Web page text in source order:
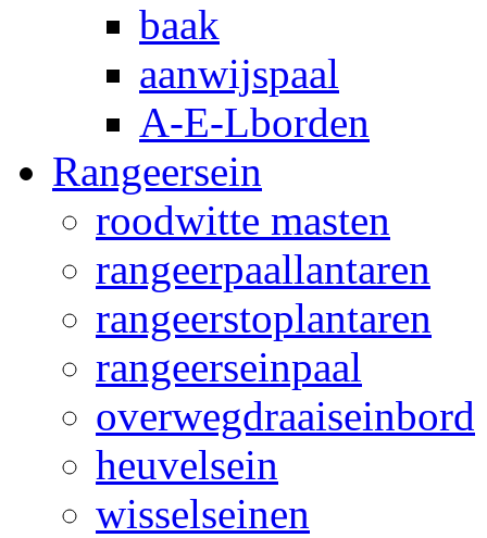
baak
aanwijspaal
A-E-Lborden
Rangeersein
roodwitte masten
rangeerpaallantaren
rangeerstoplantaren
rangeerseinpaal
overwegdraaiseinbord
heuvelsein
wisselseinen